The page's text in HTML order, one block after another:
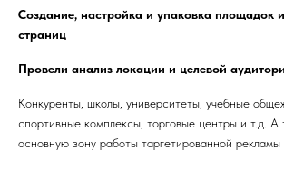
Создание, настройка и упаковка площадок
страниц
Провели анализ локации и целевой
Конкуренты, школы, университеты, учебные
спортивные комплексы, торговые центры и т.д. А
основную зону работы таргетированной рекламы